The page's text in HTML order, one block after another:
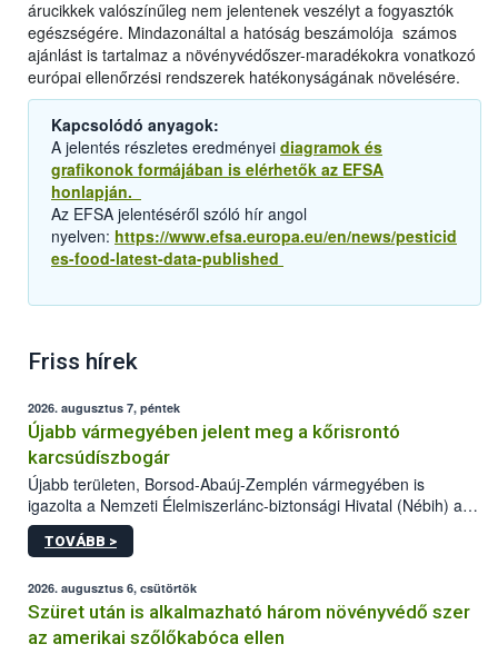
árucikkek valószínűleg nem jelentenek veszélyt a fogyasztók
egészségére. Mindazonáltal a hatóság beszámolója számos
ajánlást is tartalmaz a növényvédőszer-maradékokra vonatkozó
európai ellenőrzési rendszerek hatékonyságának növelésére.
Kapcsolódó anyagok:
A jelentés részletes eredményei diagramok és
grafikonok formájában is elérhetők az EFSA
honlapján.
Az EFSA jelentéséről szóló hír angol
nyelven: https://www.efsa.europa.eu/en/news/pesticid
es-food-latest-data-published
Friss hírek
2026. augusztus 7, péntek
Újabb vármegyében jelent meg a kőrisrontó
karcsúdíszbogár
Újabb területen, Borsod-Abaúj-Zemplén vármegyében is
igazolta a Nemzeti Élelmiszerlánc-biztonsági Hivatal (Nébih) a
kőrisrontó karcsúdíszbogár (Agrilus planipennis) jelenlétét. A
kártevőt nem csak színcsapdában találták meg, de már fertőzött
az intenzív felderítést, emellett az intézkedéseket a szlovák
hatósággal is összehangolják a terjedés megállítása érdekében.
TOVÁBB >
2026. augusztus 6, csütörtök
Szüret után is alkalmazható három növényvédő szer
az amerikai szőlőkabóca ellen